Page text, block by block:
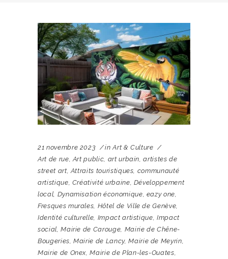
21 novembre 2023 in Art & Culture
Art de rue,Art public, art urbain,artistes de
street art,Attraits touristiques, communauté
artistique, Créativité urbaine, Développement
local, Dynamisation économique, eazy one,
Fresques murales, Hôtel de Ville de Genève,
Identité culturelle, Impact artistique,Impact
social,Mairie de Carouge, Mairie de Chêne-
Bougeries,Mairie de Lancy,Mairie de Meyrin,
Mairie de Onex,Mairie de Plan-les-Ouates,